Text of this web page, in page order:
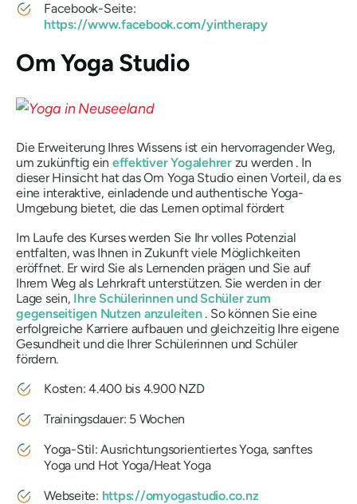
Facebook-Seite:
https://www.facebook.com/yintherapy
Om Yoga Studio
Die Erweiterung Ihres Wissens ist ein hervorragender Weg,
um zukünftig ein effektiver Yogalehrerzu werden . In
dieser Hinsicht hat das Om Yoga Studio einen Vorteil, da es
eine interaktive, einladende und authentische Yoga-
Umgebung bietet, die das Lernen optimal fördert
Im Laufe des Kurses werden Sie Ihr volles Potenzial
entfalten, was Ihnen in Zukunft viele Möglichkeiten
eröffnet. Er wird Sie als Lernenden prägen und Sie auf
Ihrem Weg als Lehrkraft unterstützen. Sie werden in der
Lage sein, Ihre Schülerinnen und Schüler zum
gegenseitigen Nutzen anzuleiten. So können Sie eine
erfolgreiche Karriere aufbauen und gleichzeitig Ihre eigene
Gesundheit und die Ihrer Schülerinnen und Schüler
fördern.
Kosten: 4.400 bis 4.900 NZD
Trainingsdauer: 5 Wochen
Yoga-Stil: Ausrichtungsorientiertes Yoga, sanftes
Yoga und Hot Yoga/Heat Yoga
Webseite: https://omyogastudio.co.nz